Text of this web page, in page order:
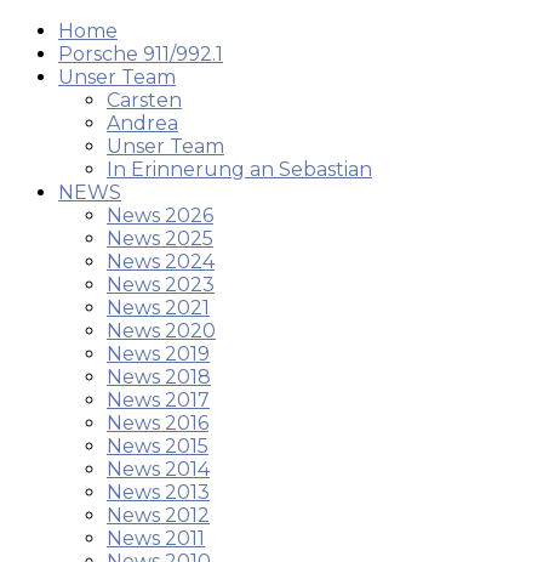
Home
Porsche 911/992.1
Unser Team
Carsten
Andrea
Unser Team
In Erinnerung an Sebastian
NEWS
News 2026
News 2025
News 2024
News 2023
News 2021
News 2020
News 2019
News 2018
News 2017
News 2016
News 2015
News 2014
News 2013
News 2012
News 2011